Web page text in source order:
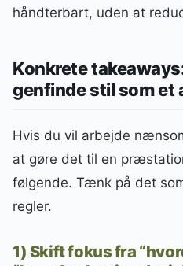
håndterbart, uden at
Konkrete
genfinde stil som
Hvis du vil arbejde
at gøre det til en
følgende. Tænk på det
regler.
1) Skift fokus fra